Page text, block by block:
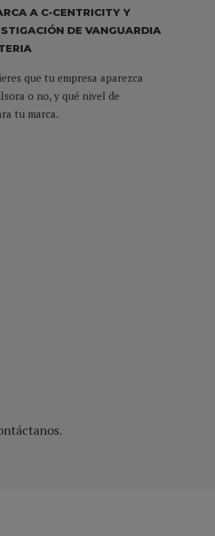
A C-CENTRICITY Y
DE VANGUARDIA
que tu empresa aparezca
o no, y qué nivel de
tu marca.